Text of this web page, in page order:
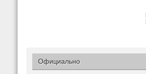
Официально